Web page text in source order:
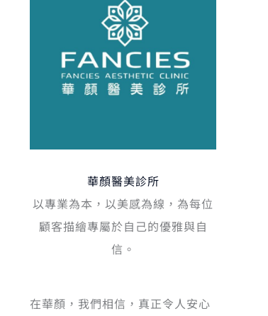
華顏醫美診所
以專業為本，以美感為線，為每位
顧客描繪專屬於自己的優雅與自
信。
在華顏，我們相信，真正令人安心